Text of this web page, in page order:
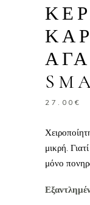
27.00 €
μικρή.
μόνο